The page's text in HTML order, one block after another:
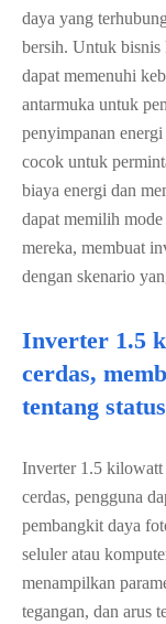
daya yang
bersih. Untuk
dapat memenuhi
antarmuka untuk
penyimpanan
cocok untuk
biaya energi dan
dapat memilih
mereka, membuat
dengan skenario
Inverter 1.5
cerdas,
tentang
Inverter 1.5 kilowatt
cerdas, pengguna
pembangkit daya
seluler atau
menampilkan
tegangan, dan arus